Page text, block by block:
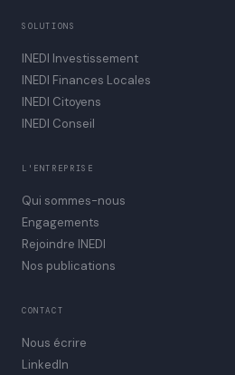
SOLUTIONS
INEDI Investissement
INEDI Finances Locales
INEDI Citoyens
INEDI Conseil
L'ENTREPRISE
Qui sommes-nous
Engagements
Rejoindre INEDI
Nos publications
CONTACT
Nous écrire
LinkedIn